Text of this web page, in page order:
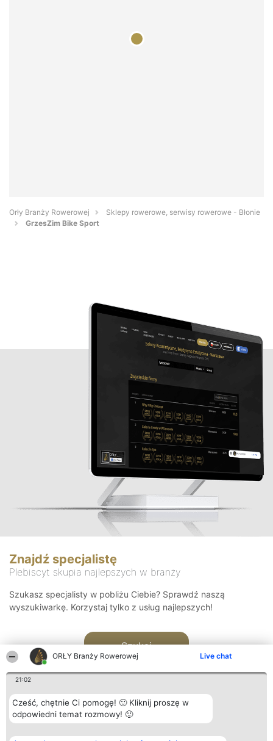
ORŁY Branży Rowerowej Live chat
21:02
Cześć, chętnie Ci pomogę! 🙂 Kliknij proszę w
odpowiedni temat rozmowy! 🙂
Orły Branży Rowerowej
Sklepy rowerowe, serwisy rowerowe - Błonie
GrzesZim Bike Sport
Znajdź specjalistę
Plebiscyt skupia najlepszych w branży
Szukasz specjalisty w pobliżu Ciebie? Sprawdź naszą
wyszukiwarkę. Korzystaj tylko z usług najlepszych!
Szukaj
Organizator plebiscytu Plebiscyt Kontakt